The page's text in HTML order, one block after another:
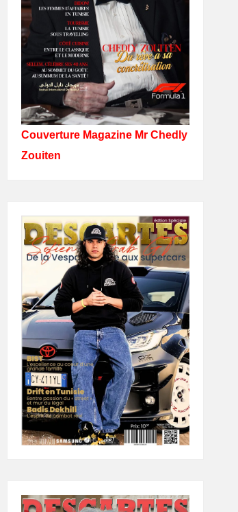
Couverture Magazine Mr Chedly
Zouiten